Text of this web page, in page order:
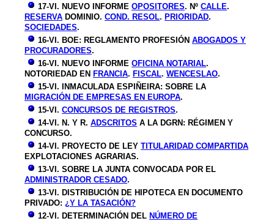
17-VI. NUEVO INFORME OPOSITORES. Nº CALLE.
RESERVA DOMINIO. COND. RESOL. PRIORIDAD.
SOCIEDADES.
16-VI. BOE: REGLAMENTO PROFESIÓN ABOGADOS Y
PROCURADORES.
16-VI. NUEVO INFORME OFICINA NOTARIAL.
NOTORIEDAD EN FRANCIA. FISCAL. WENCESLAO.
15-VI. INMACULADA ESPIÑEIRA: SOBRE LA
MIGRACIÓN DE EMPRESAS EN EUROPA.
15-VI. CONCURSOS DE REGISTROS.
14-VI. N. Y R. ADSCRITOS A LA DGRN: RÉGIMEN Y
CONCURSO.
14-VI. PROYECTO DE LEY TITULARIDAD COMPARTIDA
EXPLOTACIONES AGRARIAS.
13-VI. SOBRE LA JUNTA CONVOCADA POR EL
ADMINISTRADOR CESADO.
13-VI. DISTRIBUCIÓN DE HIPOTECA EN DOCUMENTO
PRIVADO: ¿Y LA TASACIÓN?
12-VI. DETERMINACIÓN DEL NÚMERO DE